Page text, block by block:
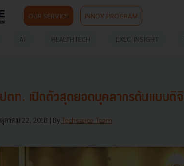
OUR SERVICE INNOV PROGRAM
AI HEALTHTECH EXEC INSIGHT
ตุลาคม 22, 2018 | By Techsauce Team